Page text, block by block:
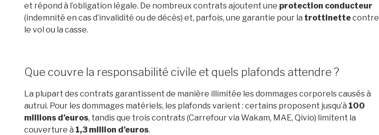
et répond à l’obligation légale. De nombreux contrats ajoutent une protection conducteur
(indemnité en cas d’invalidité ou de décès) et, parfois, une garantie pour la trottinettecontre
le vol ou la casse.
Que couvre la responsabilité civile et quels plafonds attendre ?
La plupart des contrats garantissent de manière illimitée les dommages corporels causés à
autrui. Pour les dommages matériels, les plafonds varient : certains proposent jusqu’à 100
millions d’euros, tandis que trois contrats (Carrefour via Wakam, MAE, Qivio) limitent la
couverture à 1,3 million d’euros.